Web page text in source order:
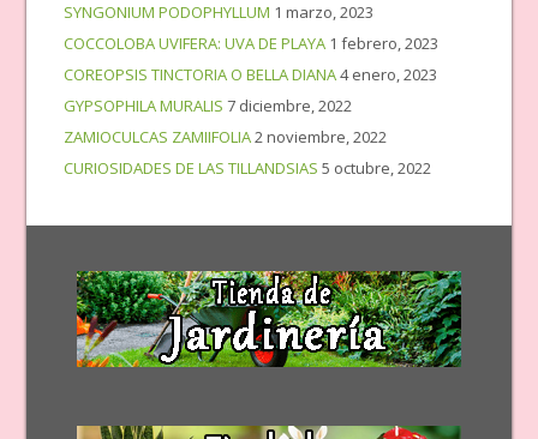
SYNGONIUM PODOPHYLLUM 1 marzo, 2023
COCCOLOBA UVIFERA: UVA DE PLAYA 1 febrero, 2023
COREOPSIS TINCTORIA O BELLA DIANA4 enero, 2023
GYPSOPHILA MURALIS 7 diciembre, 2022
ZAMIOCULCAS ZAMIIFOLIA2 noviembre, 2022
CURIOSIDADES DE LAS TILLANDSIAS 5 octubre, 2022